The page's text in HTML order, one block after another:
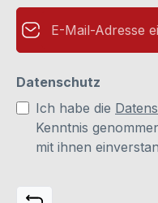
E-Mail-Adresse*
Datenschutz
Ich habe die
Kenntnis
mit ihnen